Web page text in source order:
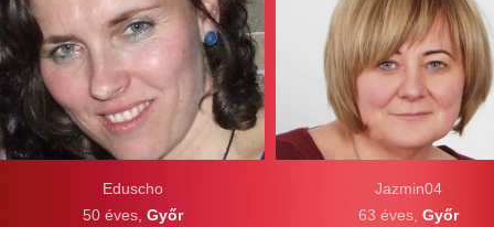
Eduscho
50 éves, Győr
Jazmin04
63 éves, Győr